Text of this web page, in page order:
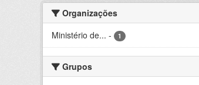
Organizações
Ministério de... - 1
Grupos